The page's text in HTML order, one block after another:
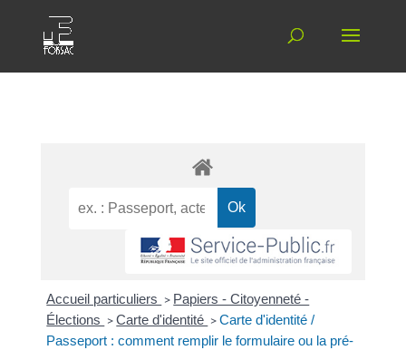
Accueil particuliers > Papiers - Citoyenneté -
Élections >Carte d'identité >Carte d'identité /
Passeport : comment remplir le formulaire ou la pré-